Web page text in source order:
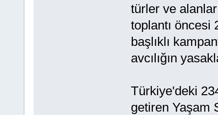
türler ve
toplantı
başlıklı
avcılığın
Türkiye'deki
getiren Yaşam